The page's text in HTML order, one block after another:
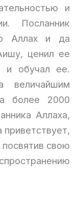
и
Посланник
Аллах и да
ценил ее
и обучал ее.
величайшим
более 2000
Аллаха,
приветствует,
свою